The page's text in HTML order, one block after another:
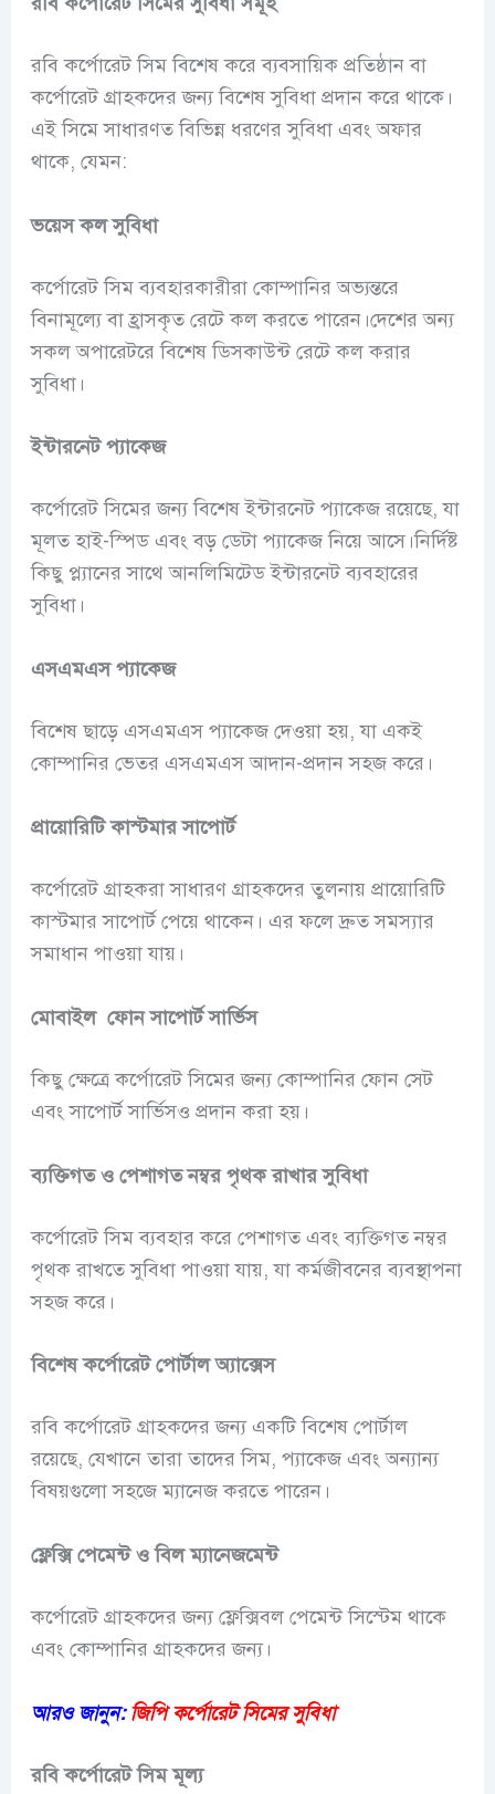
রবি কর্পোরেট সিম বিশেষ করে ব্যবসায়িক প্রতিষ্ঠান বা
কর্পোরেট গ্রাহকদের জন্য বিশেষ সুবিধা প্রদান করে থাকে।
এই সিমে সাধারণত বিভিন্ন ধরণের সুবিধা এবং অফার
থাকে, যেমন:
ভয়েস কল সুবিধা
কর্পোরেট সিম ব্যবহারকারীরা কোম্পানির অভ্যন্তরে
বিনামূল্যে বা হ্রাসকৃত রেটে কল করতে পারেন।দেশের অন্য
সকল অপারেটরে বিশেষ ডিসকাউন্ট রেটে কল করার
সুবিধা।
ইন্টারনেট প্যাকেজ
কর্পোরেট সিমের জন্য বিশেষ ইন্টারনেট প্যাকেজ রয়েছে, যা
মূলত হাই-স্পিড এবং বড় ডেটা প্যাকেজ নিয়ে আসে।নির্দিষ্ট
কিছু প্ল্যানের সাথে আনলিমিটেড ইন্টারনেট ব্যবহারের
সুবিধা।
এসএমএস প্যাকেজ
বিশেষ ছাড়ে এসএমএস প্যাকেজ দেওয়া হয়, যা একই
কোম্পানির ভেতর এসএমএস আদান-প্রদান সহজ করে।
প্রায়োরিটি কাস্টমার সাপোর্ট
কর্পোরেট গ্রাহকরা সাধারণ গ্রাহকদের তুলনায় প্রায়োরিটি
কাস্টমার সাপোর্ট পেয়ে থাকেন। এর ফলে দ্রুত সমস্যার
সমাধান পাওয়া যায়।
মোবাইল ফোন সাপোর্ট সার্ভিস
কিছু ক্ষেত্রে কর্পোরেট সিমের জন্য কোম্পানির ফোন সেট
এবং সাপোর্ট সার্ভিসও প্রদান করা হয়।
ব্যক্তিগত ও পেশাগত নম্বর পৃথক রাখার সুবিধা
কর্পোরেট সিম ব্যবহার করে পেশাগত এবং ব্যক্তিগত নম্বর
পৃথক রাখতে সুবিধা পাওয়া যায়, যা কর্মজীবনের ব্যবস্থাপনা
সহজ করে।
বিশেষ কর্পোরেট পোর্টাল অ্যাক্সেস
রবি কর্পোরেট গ্রাহকদের জন্য একটি বিশেষ পোর্টাল
রয়েছে, যেখানে তারা তাদের সিম, প্যাকেজ এবং অন্যান্য
বিষয়গুলো সহজে ম্যানেজ করতে পারেন।
ফ্লেক্সি পেমেন্ট ও বিল ম্যানেজমেন্ট
কর্পোরেট গ্রাহকদের জন্য ফ্লেক্সিবল পেমেন্ট সিস্টেম থাকে
এবং কোম্পানির গ্রাহকদের জন্য।
আরও জানুন: জিপি কর্পোরেট সিমের সুবিধা
রবিকর্পোরেট সিম মূল্য